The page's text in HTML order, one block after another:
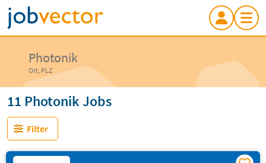
Photonik
Ort, PLZ
11 Photonik Jobs
Filter